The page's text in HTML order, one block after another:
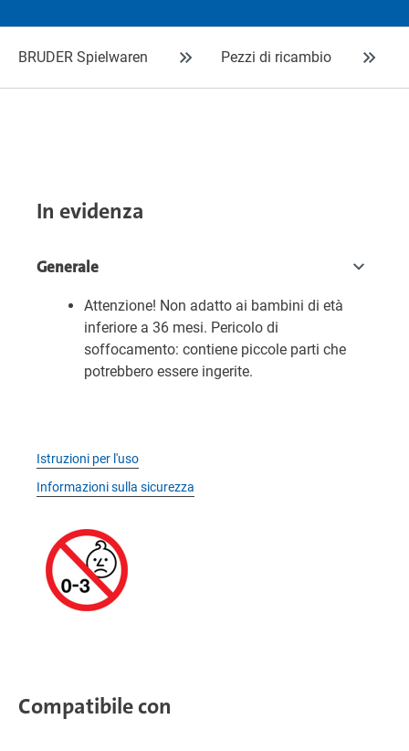
BRUDER Spielwaren Pezzi di ricambio
In evidenza
Generale
Attenzione! Non adatto ai bambini di età
inferiore a 36 mesi. Pericolo di
soffocamento: contiene piccole parti che
potrebbero essere ingerite.
Istruzioni per l'uso
Informazioni sulla sicurezza
Compatibile con